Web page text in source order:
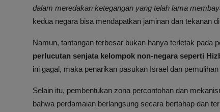
dalam meredakan ketegangan yang telah lama
kedua negara bisa mendapatkan jaminan dan tekanan
Namun, tantangan terbesar bukan hanya terletak pada
perlucutan senjata kelompok non-negara seperti
ini gagal, maka penarikan pasukan Israel dan
Selain itu, pembentukan zona percontohan dan
bahwa perdamaian berlangsung secara bertahap dan